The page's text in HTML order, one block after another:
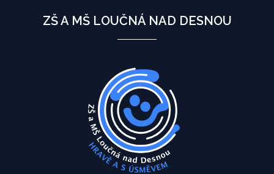
ZŠ A MŠ LOUČNÁ NAD DESNOU